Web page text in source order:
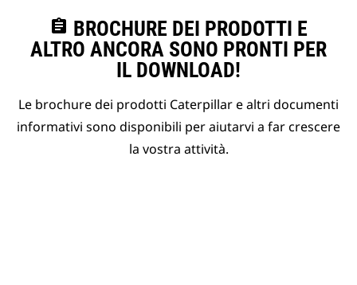
assignment BROCHURE DEI PRODOTTI E
ALTRO ANCORA SONO PRONTI PER
IL DOWNLOAD!
Le brochure dei prodotti Caterpillar e altri documenti
informativi sono disponibili per aiutarvi a far crescere
la vostra attività.